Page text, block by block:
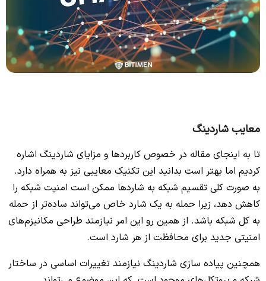
معایب شاردینگ
تا به اینجای مقاله در خصوص کاربردها و مزایای شاردینگ اشاره
کردیم اما بهتر است بدانید این تکنیک معایبی نیز به همراه دارد.
به صورت کلی تقسیم شبکه به شاردها ممکن است امنیت شبکه را
کاهش دهد، زیرا حمله به یک شارد خاص می‌تواند ساده‌تر از حمله
به کل شبکه باشد. از همین رو این امر نیازمند طراحی مکانیزم‌های
امنیتی جدید برای محافظت از هر شارد است.
همچنین پیاده سازی شاردینگ نیازمند تغییرات اساسی در ساختار